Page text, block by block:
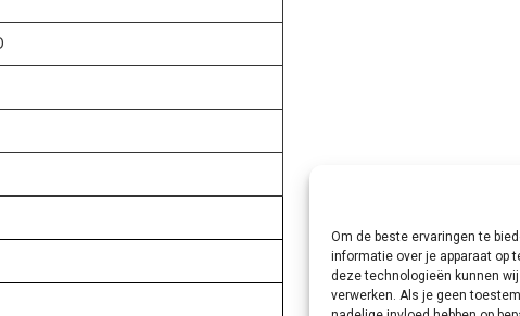
Om de beste ervaringen te
informatie over je apparaat op
deze technologieën kunnen
verwerken. Als je geen